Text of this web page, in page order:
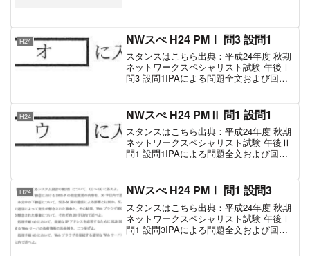
H24 NWスぺ H24 PMⅠ 問3 設問1
スタンスはこちら出典：平成24年度 秋期
ネットワークスペシャリスト試験 午後Ⅰ
問3 設問1IPAによる問題全文および回答
タ量を増やす技術は、チャネルボンデ...
H24 NWスぺ H24 PMⅡ 問1 設問1
スタンスはこちら出典：平成24年度 秋期
ネットワークスペシャリスト試験 午後Ⅱ
問1 設問1IPAによる問題全文および回答
します。バッファにデータが貯められな
いとデー...
H24 NWスぺ H24 PMⅠ 問1 設問3
スタンスはこちら出典：平成24年度 秋期
ネットワークスペシャリスト試験 午後Ⅰ
問1 設問3IPAによる問題全文および回答